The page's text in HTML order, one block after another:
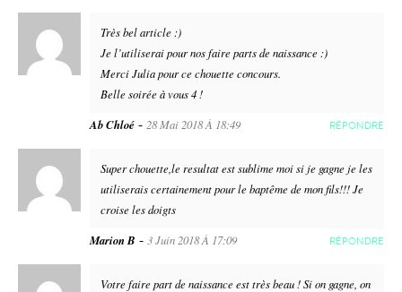
Très bel article :)
Je l’utiliserai pour nos faire parts de naissance :)
Merci Julia pour ce chouette concours.
Belle soirée à vous 4 !
Ab Chloé - 28 Mai 2018 À 18:49 RÉPONDRE
Super chouette,le resultat est sublime moi si je gagne je les
utiliserais certainement pour le baptême de mon fils!!! Je
croise les doigts
Marion B - 3 Juin 2018 À 17:09 RÉPONDRE
Votre faire part de naissance est très beau ! Si on gagne, on